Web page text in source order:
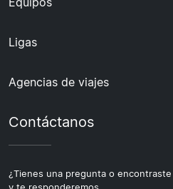
Ligas
Agencias de viajes
Contáctanos
¿Tienes una pregunta o